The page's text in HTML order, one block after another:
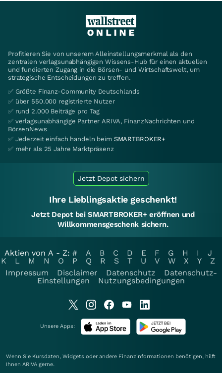
Profitieren Sie von unserem Alleinstellungsmerkmal als den
zentralen verlagsunabhängigen Wissens-Hub für einen aktuellen
und fundierten Zugang in die Börsen- und Wirtschaftswelt, um
strategische Entscheidungen zu treffen.
✅ Größte Finanz-Community Deutschlands
✅ über 550.000 registrierte Nutzer
✅ rund 2.000 Beiträge pro Tag
✅ verlagsunabhängige Partner ARIVA, FinanzNachrichten und
BörsenNews
✅ Jederzeit einfach handeln beim SMARTBROKER+
✅ mehr als 25 Jahre Marktpräsenz
Jetzt Depot sichern
Ihre Lieblingsaktie geschenkt!
Jetzt Depot bei SMARTBROKER+ eröffnen und
Willkommensgeschenk sichern.
Aktien von A - Z: # A B C D E F G H I
J
K
L M N O P Q R S T U V W X Y
Z
Impressum
Disclaimer Datenschutz
Datenschutz-
Einstellungen
Nutzungsbedingungen
Unsere Apps:
Wenn Sie Kursdaten, Widgets oder andere Finanzinformationen benötigen, hilft
Ihnen ARIVA gerne.